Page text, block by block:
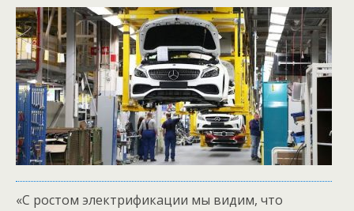
«С ростом электрификации мы видим, что